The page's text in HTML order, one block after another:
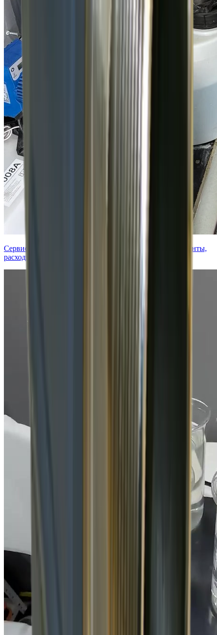
Сервисное обслуживание систем водоподготовки: реагенты,
расходники, сервисные контракты